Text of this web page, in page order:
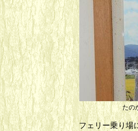
た
フェリー乗り場